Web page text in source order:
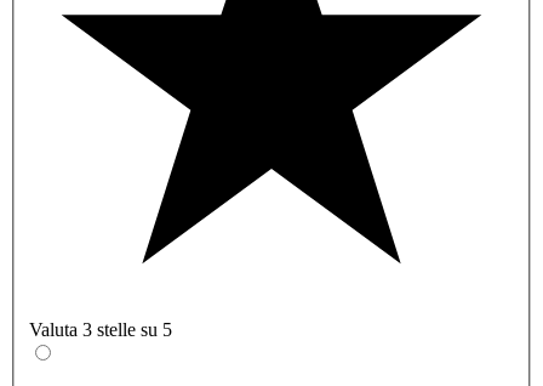
Valuta 3 stelle su 5